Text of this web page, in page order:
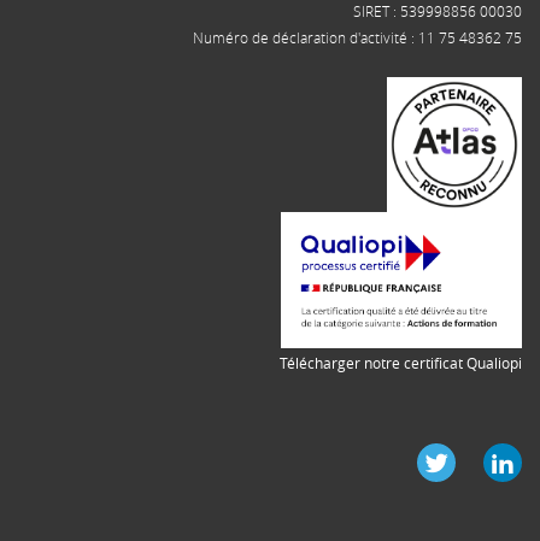
SIRET : 539998856 00030
Numéro de déclaration d'activité : 11 75 48362 75
Télécharger notre certificat Qualiopi